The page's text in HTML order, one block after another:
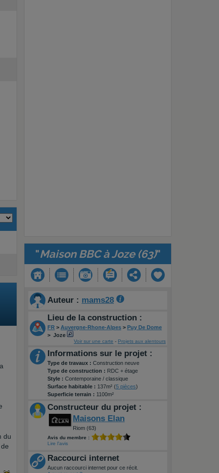
du
"Maison BBC à Joze (63)"
Auteur : mams28
Lieu de la construction :
FR > Auvergne-Rhone-Alpes > Puy De Dome
> Joze
Voir sur une carte - Projets aux alentours
Informations sur le projet :
Type de travaux : Construction neuve
Type de construction : RDC + étage
Style : Contemporaine / classique
Surface habitable : 137m² (5 pièces)
Superficie terrain : 1100m²
Constructeur du projet :
Maisons Elan
Riom (63)
Avis du membre :
Lire l'avis
Raccourci internet
Aucun raccourci internet pour ce récit.